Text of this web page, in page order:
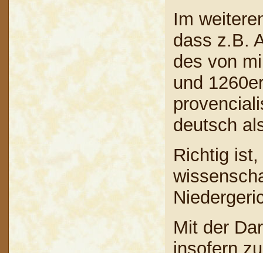
Im
dass z.B.
des von
und
deutsch
Richtig
Mit der
insofern